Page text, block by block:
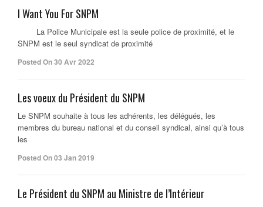
I Want You For SNPM
La Police Municipale est la seule police de proximité, et le
SNPM est le seul syndicat de proximité
Posted On 30 Avr 2022
Les voeux du Président du SNPM
Le SNPM souhaite à tous les adhérents, les délégués, les
membres du bureau national et du conseil syndical, ainsi qu’à tous
les
Posted On 03 Jan 2019
Le Président du SNPM au Ministre de l’Intérieur